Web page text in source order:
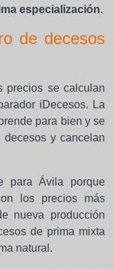
especialización.
de decesos
precios se calculan
iDecesos. La
para bien y se
y cancelan
para Ávila porque
los precios más
nueva producción
de prima mixta
natural.